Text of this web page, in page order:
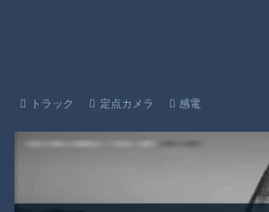
トラック 定点カメラ 感電